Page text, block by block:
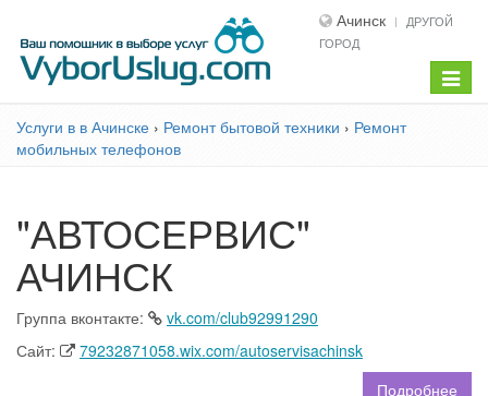
Ачинск
ДРУГОЙ
ГОРОД
меню
Услуги в в Ачинске › Ремонт бытовой техники › Ремонт
мобильных телефонов
"АВТОСЕРВИС"
АЧИНСК
Группа вконтакте:
vk.com/club92991290
Сайт:
79232871058.wix.com/autoservisachinsk
Подробнее